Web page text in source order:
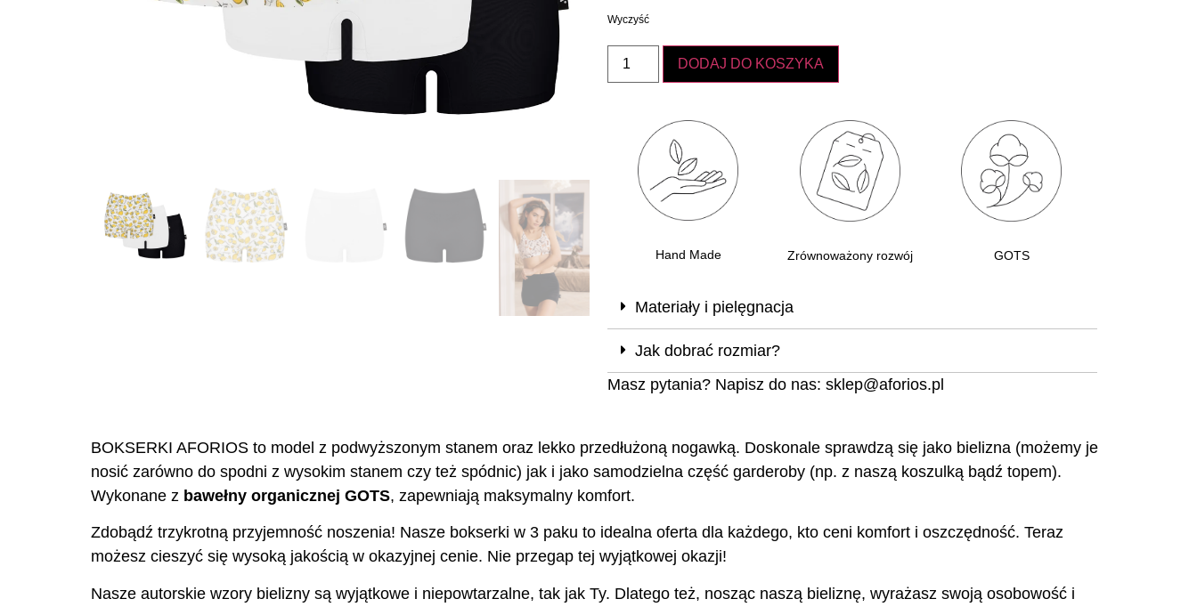
Wyczyść
DODAJ DO KOSZYKA
Hand Made Zrównoważony rozwój GOTS
Materiały i pielęgnacja
Jak dobrać rozmiar?
Masz pytania? Napisz do nas: sklep@aforios.pl
BOKSERKI AFORIOS to model z podwyższonym stanem oraz lekko przedłużoną nogawką. Doskonale sprawdzą się jako bielizna (możemy je
nosić zarówno do spodni z wysokim stanem czy też spódnic) jak i jako samodzielna część garderoby (np. z naszą koszulką bądź topem).
Wykonane z bawełny organicznej GOTS, zapewniają maksymalny komfort.
Zdobądź trzykrotną przyjemność noszenia! Nasze bokserki w 3 paku to idealna oferta dla każdego, kto ceni komfort i oszczędność. Teraz
możesz cieszyć się wysoką jakością w okazyjnej cenie. Nie przegap tej wyjątkowej okazji!
Nasze autorskie wzory bielizny są wyjątkowe i niepowtarzalne, tak jak Ty. Dlatego też, nosząc naszą bieliznę, wyrażasz swoją osobowość i